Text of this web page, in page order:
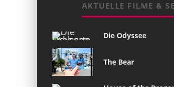
AKTUELLE FILME &
Die Odyssee
The Bear